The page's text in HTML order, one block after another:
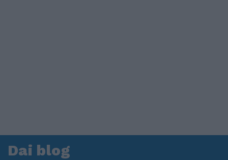
Dai blog